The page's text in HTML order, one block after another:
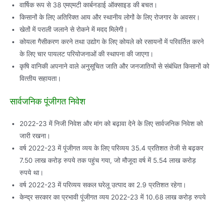
वार्षिक रूप से 38 एमएमटी कार्बनडाई ऑक्‍साइड की बचत।
किसानों के लिए अतिरिक्‍त आय और स्‍थानीय लोगों के लिए रोजगार के अवसर।
खेतों में पराली जलाने से रोकने में मदद मिलेगी।
कोयला गैसीकरण करने तथा उद्योग के लिए कोयले को रसायनों में परिवर्तित करने
के लिए चार पायलट परियोजनाओं की स्‍थापना की जाएगा।
कृषि वानिकी अपनाने वाले अनुसूचित जाति और जनजातियों से संबंधित किसानों को
वित्‍तीय सहायता।
सार्वजनिक पूंजीगत निवेश
2022-23 में निजी निवेश और मांग को बढ़ावा देने के लिए सार्वजनिक निवेश को
जारी रखना।
वर्ष 2022-23 में पूंजीगत व्‍यय के लिए परिव्‍यय 35.4 प्रतिशत तेजी से बढ़कर
7.50 लाख करोड़ रुपये तक पहुंच गया, जो मौजूदा वर्ष में 5.54 लाख करोड़
रुपये था।
वर्ष 2022-23 में परिव्‍यय सकल घरेलू उत्‍पाद का 2.9 प्रतिशत रहेगा।
केन्‍द्र सरकार का प्रभावी पूंजीगत व्‍यय 2022-23 में 10.68 लाख करोड़ रुपये